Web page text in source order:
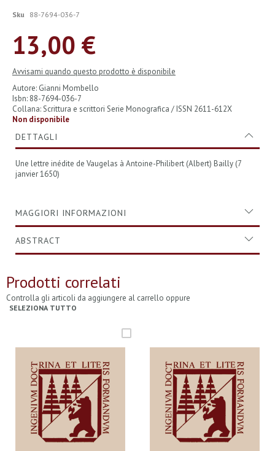
di
Sku 88-7694-036-7
13,00 €
Avvisami quando questo prodotto è disponibile
Autore: Gianni Mombello
Isbn: 88-7694-036-7
Collana: Scrittura e scrittori Serie Monografica / ISSN 2611-612X
Non disponibile
DETTAGLI
Une lettre inédite de Vaugelas à Antoine-Philibert (Albert) Bailly (7
janvier 1650)
MAGGIORI INFORMAZIONI
ABSTRACT
Prodotti correlati
Controlla gli articoli da aggiungere al carrello oppure
SELEZIONA TUTTO